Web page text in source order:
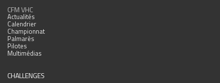
CFM VHC
Actualités
Calendrier
Championnat
Palmarès
Pilotes
Multimédias
CHALLENGES